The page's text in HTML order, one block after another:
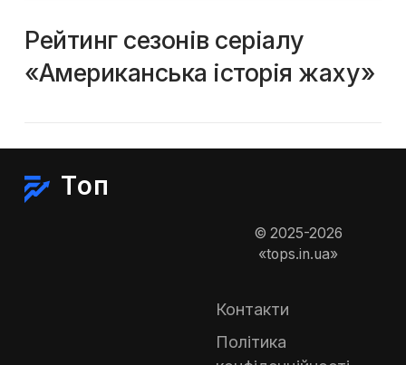
Рейтинг сезонів серіалу
«Американська історія жаху»
Топ
© 2025-2026
«tops.in.ua»
Контакти
Політика